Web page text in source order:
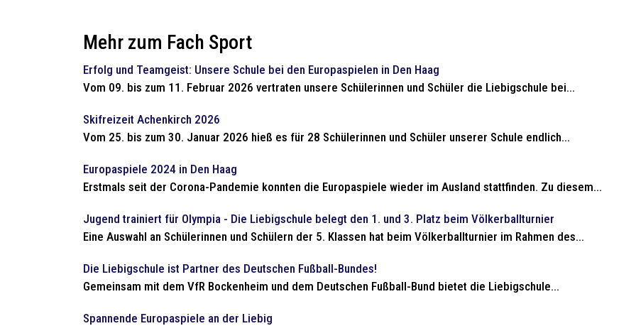
Mehr zum Fach Sport
Erfolg und Teamgeist: Unsere Schule bei den Europaspielen in Den Haag
Vom 09. bis zum 11. Februar 2026 vertraten unsere Schülerinnen und Schüler die Liebigschule bei...
Skifreizeit Achenkirch 2026
Vom 25. bis zum 30. Januar 2026 hieß es für 28 Schülerinnen und Schüler unserer Schule endlich...
Europaspiele 2024 in Den Haag
Erstmals seit der Corona-Pandemie konnten die Europaspiele wieder im Ausland stattfinden. Zu diesem...
Jugend trainiert für Olympia - Die Liebigschule belegt den 1. und 3. Platz beim Völkerballturnier
Eine Auswahl an Schülerinnen und Schülern der 5. Klassen hat beim Völkerballturnier im Rahmen des...
Die Liebigschule ist Partner des Deutschen Fußball-Bundes!
Gemeinsam mit dem VfR Bockenheim und dem Deutschen Fußball-Bund bietet die Liebigschule...
Spannende Europaspiele an der Liebig